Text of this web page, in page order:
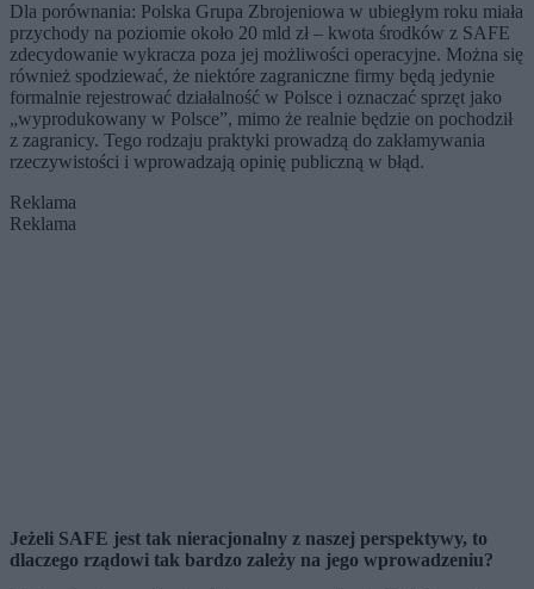
Dla porównania: Polska Grupa Zbrojeniowa w ubiegłym roku miała
przychody na poziomie około 20 mld zł – kwota środków z SAFE
zdecydowanie wykracza poza jej możliwości operacyjne. Można się
również spodziewać, że niektóre zagraniczne firmy będą jedynie
formalnie rejestrować działalność w Polsce i oznaczać sprzęt jako
„wyprodukowany w Polsce”, mimo że realnie będzie on pochodził
z zagranicy. Tego rodzaju praktyki prowadzą do zakłamywania
rzeczywistości i wprowadzają opinię publiczną w błąd.
Reklama
Reklama
Jeżeli SAFE jest tak nieracjonalny z naszej perspektywy, to
dlaczego rządowi tak bardzo zależy na jego wprowadzeniu?